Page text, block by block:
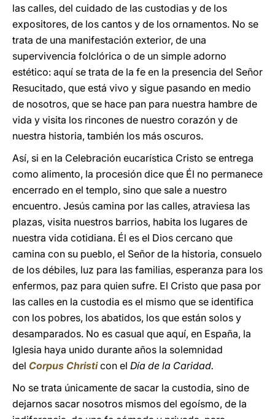
las calles, del cuidado de las custodias y de los
expositores, de los cantos y de los ornamentos. No se
trata de una manifestación exterior, de una
supervivencia folclórica o de un simple adorno
estético: aquí se trata de la fe en la presencia del Señor
Resucitado, que está vivo y sigue pasando en medio
de nosotros, que se hace pan para nuestra hambre de
vida y visita los rincones de nuestro corazón y de
nuestra historia, también los más oscuros.
Así, si en la Celebración eucarística Cristo se entrega
como alimento, la procesión dice que Él no permanece
encerrado en el templo, sino que sale a nuestro
encuentro. Jesús camina por las calles, atraviesa las
plazas, visita nuestros barrios, habita los lugares de
nuestra vida cotidiana. Él es el Dios cercano que
camina con su pueblo, el Señor de la historia, consuelo
de los débiles, luz para las familias, esperanza para los
enfermos, paz para quien sufre. El Cristo que pasa por
las calles en la custodia es el mismo que se identifica
con los pobres, los abatidos, los que están solos y
desamparados. No es casual que aquí, en España, la
Iglesia haya unido durante años la solemnidad
del Corpus Christi con el Día de la Caridad.
No se trata únicamente de sacar la custodia, sino de
dejarnos sacar nosotros mismos del egoísmo, de la